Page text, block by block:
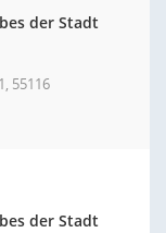
der Stadt
55116
der Stadt